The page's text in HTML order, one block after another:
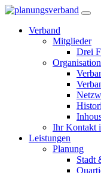
Verband
Mitglieder
Drei
Organisation
Ihr Kontakt
Leistungen
Planung
Stadt